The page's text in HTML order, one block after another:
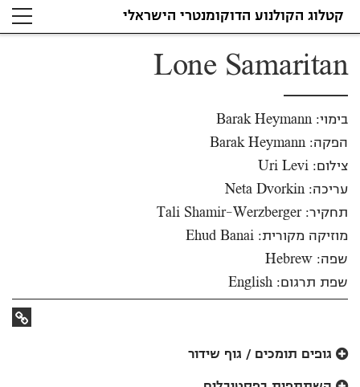
קטלוג הקולנוע הדוקומנטרי הישראלי
Lone Samaritan
בימוי: Barak Heymann
הפקה: Barak Heymann
צילום: Uri Levi
עריכה: Neta Dvorkin
תחקיר: Tali Shamir-Werzberger
מוזיקה מקורית: Ehud Banai
שפה: Hebrew
שפת תרגום: English
קישור
גופים תומכים / גוף שידור